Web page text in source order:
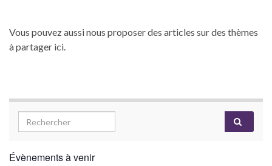
Vous pouvez aussi nous proposer des articles sur des thèmes
à partager ici.
Évènements à venir